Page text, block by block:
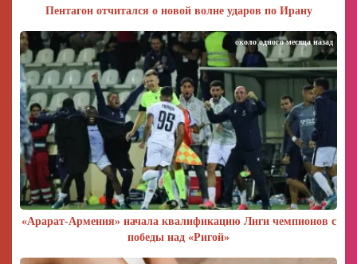
Пентагон отчитался о новой волне ударов по Ирану
«Арарат‑Армения» начала квалификацию Лиги чемпионов с
победы над «Ригой»
около одного месяца назад